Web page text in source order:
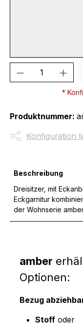
Produkt
*
Produktnummer:
Konfiguration
Beschreibung
Dreisitzer, mit
Eckgarnitur
der Wohnserie
amber
Optionen:
Bezug
Stoff oder